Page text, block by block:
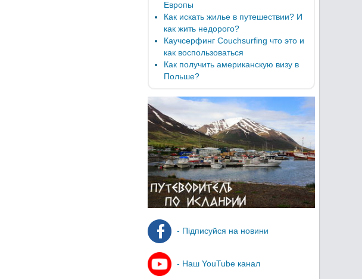
Европы
Как искать жилье в путешествии? И
как жить недорого?
Каучсерфинг Couchsurfing что это и
как воспользоваться
Как получить американскую визу в
Польше?
- Підписуйся на новини
- Наш YouTube канал